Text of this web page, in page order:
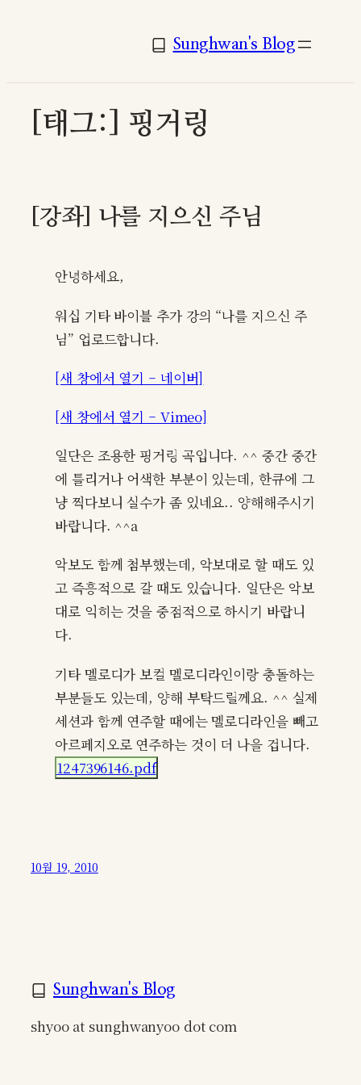
로
Sunghwan's Blog
[태그:] 핑거링
[강좌] 나를 지으신 주님
안녕하세요,
워십 기타 바이블 추가 강의 “나를 지으신 주
님” 업로드합니다.
[새 창에서 열기 – 네이버]
[새 창에서 열기 – Vimeo]
일단은 조용한 핑거링 곡입니다. ^^ 중간 중간
에 틀리거나 어색한 부분이 있는데, 한큐에 그
냥 찍다보니 실수가 좀 있네요.. 양해해주시기
바랍니다. ^^a
악보도 함께 첨부했는데, 악보대로 할 때도 있
고 즉흥적으로 갈 때도 있습니다. 일단은 악보
대로 익히는 것을 중점적으로 하시기 바랍니
다.
기타 멜로디가 보컬 멜로디라인이랑 충돌하는
부분들도 있는데, 양해 부탁드릴께요. ^^ 실제
세션과 함께 연주할 때에는 멜로디라인을 빼고
아르페지오로 연주하는 것이 더 나을 겁니다.
1247396146.pdf
10월 19, 2010
Sunghwan's Blog
shyoo at sunghwanyoo dot com